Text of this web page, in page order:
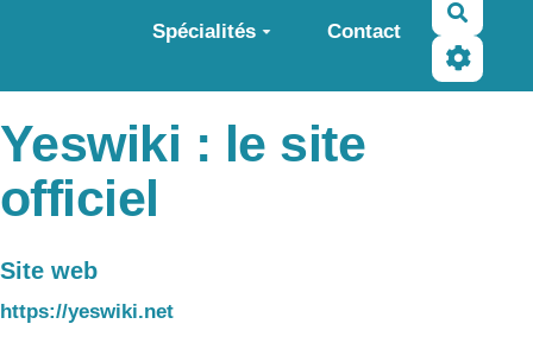
Spécialités
Contact
Yeswiki : le site
officiel
Site web
https://yeswiki.net